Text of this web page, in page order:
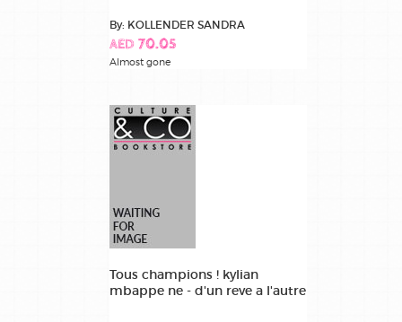
By: KOLLENDER SANDRA
AED 70.05
Almost gone
Tous champions ! kylian
mbappe ne - d'un reve a l'autre